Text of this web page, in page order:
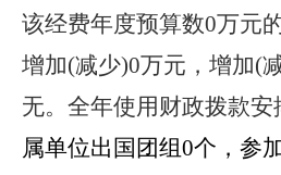
该经费年度预算数0万元
增加(减少)0万元，增加(
无。全年使用财政拨款安
属单位出国团组0个，参